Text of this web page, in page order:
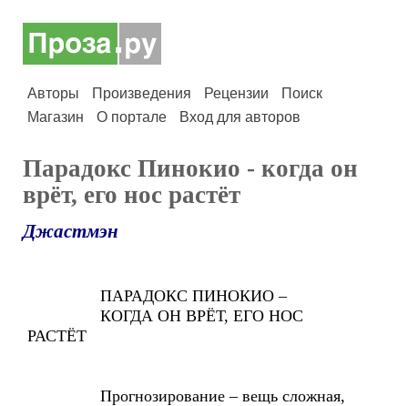
Авторы Произведения Рецензии
Поиск
Магазин
О портале Вход для авторов
Парадокс Пинокио - когда он
врёт, его нос растёт
Джастмэн
ПАРАДОКС ПИНОКИО –
КОГДА ОН ВРЁТ, ЕГО НОС
РАСТЁТ
Прогнозирование – вещь сложная,